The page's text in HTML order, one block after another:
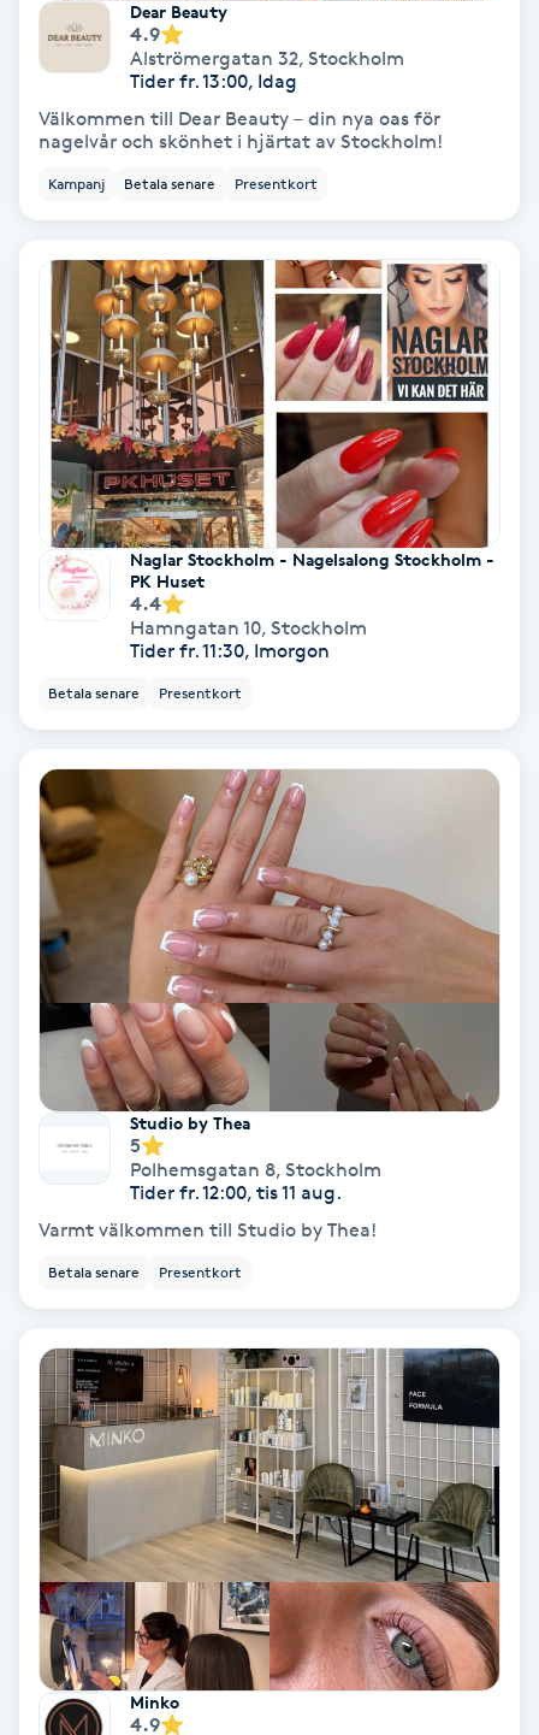
Tatueringsborttagning
Terapi
Thaimassage
Toning
Torr hårbotten
Torrborstning
Triggerpunktsmassage
Trådning
Träning
Vampyrbehandling
Vaxning
Vaxning brasiliansk
Veterinär
Vibrationsmassage
Volymfransar
Yin Yoga
Yoga
Yoga Nidra
Yogamassage
Zonterapi
Dear Beauty
4.9
Alströmergatan 32, Stockholm
Tider fr. 13:00, Idag
Välkommen till Dear Beauty – din nya oas för
nagelvår och skönhet i hjärtat av Stockholm!
Kampanj Betala senare Presentkort
Naglar Stockholm - Nagelsalong Stockholm -
PK Huset
4.4
Hamngatan 10, Stockholm
Tider fr. 11:30, Imorgon
Betala senare Presentkort
Studio by Thea
5
Polhemsgatan 8, Stockholm
Tider fr. 12:00, tis 11 aug.
Varmt välkommen till Studio by Thea!
Betala senare Presentkort
Minko
4.9